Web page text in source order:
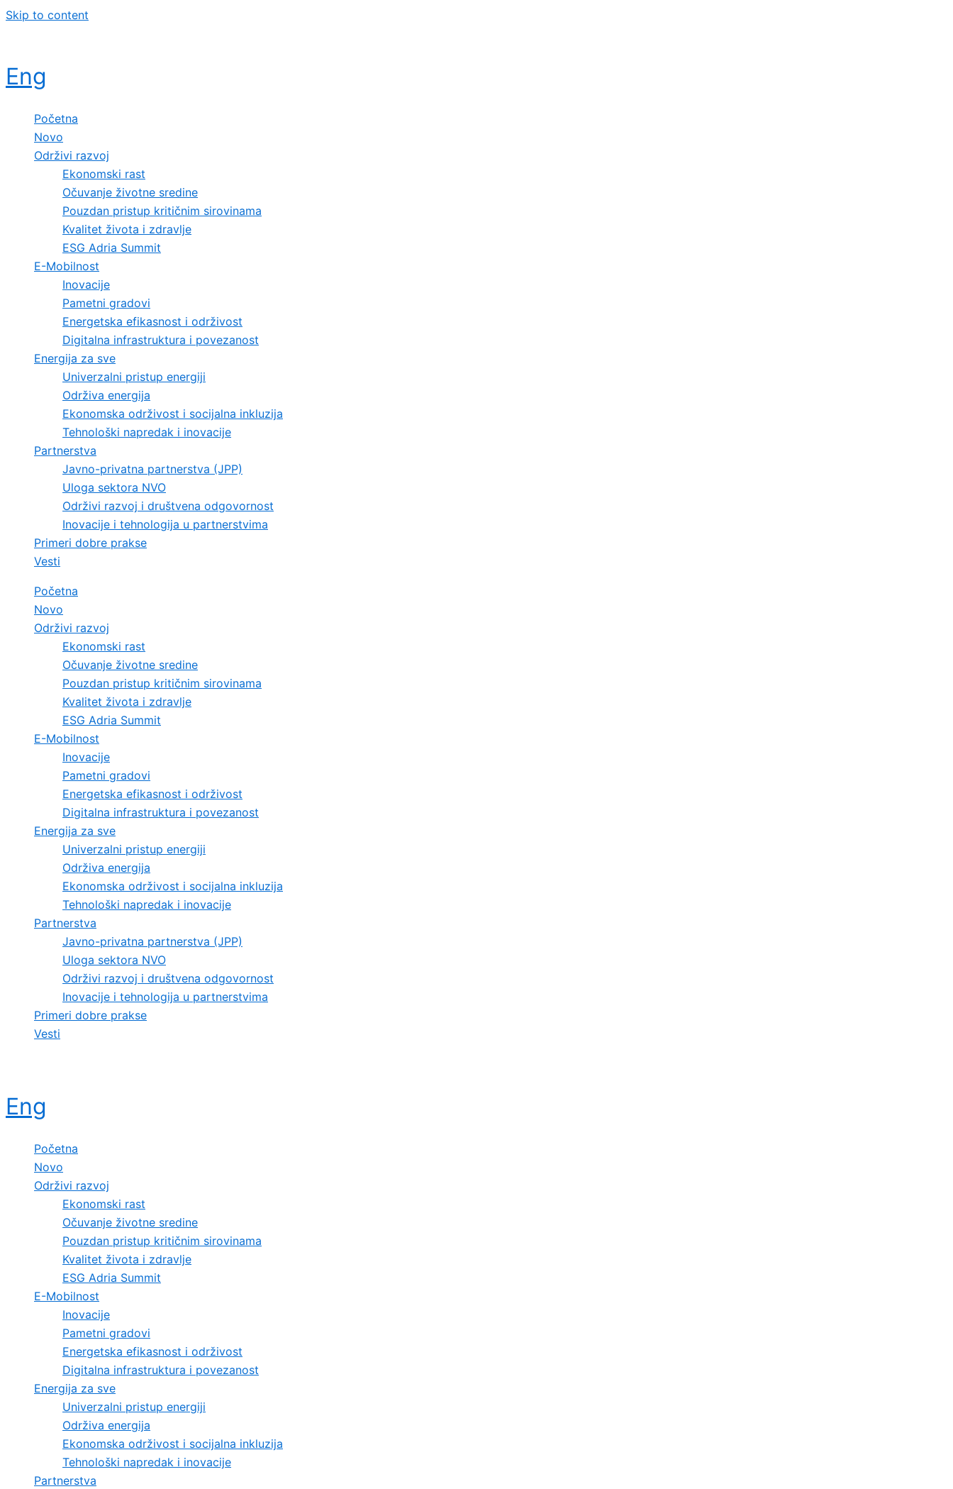
Skip to content
Eng
Početna
Novo
Održivi razvoj
Ekonomski rast
Očuvanje životne sredine
Pouzdan pristup kritičnim sirovinama
Kvalitet života i zdravlje
ESG Adria Summit
E-Mobilnost
Inovacije
Pametni gradovi
Energetska efikasnost i održivost
Digitalna infrastruktura i povezanost
Energija za sve
Univerzalni pristup energiji
Održiva energija
Ekonomska održivost i socijalna inkluzija
Tehnološki napredak i inovacije
Partnerstva
Javno-privatna partnerstva (JPP)
Uloga sektora NVO
Održivi razvoj i društvena odgovornost
Inovacije i tehnologija u partnerstvima
Primeri dobre prakse
Vesti
Početna
Novo
Održivi razvoj
Ekonomski rast
Očuvanje životne sredine
Pouzdan pristup kritičnim sirovinama
Kvalitet života i zdravlje
ESG Adria Summit
E-Mobilnost
Inovacije
Pametni gradovi
Energetska efikasnost i održivost
Digitalna infrastruktura i povezanost
Energija za sve
Univerzalni pristup energiji
Održiva energija
Ekonomska održivost i socijalna inkluzija
Tehnološki napredak i inovacije
Partnerstva
Javno-privatna partnerstva (JPP)
Uloga sektora NVO
Održivi razvoj i društvena odgovornost
Inovacije i tehnologija u partnerstvima
Primeri dobre prakse
Vesti
Eng
Početna
Novo
Održivi razvoj
Ekonomski rast
Očuvanje životne sredine
Pouzdan pristup kritičnim sirovinama
Kvalitet života i zdravlje
ESG Adria Summit
E-Mobilnost
Inovacije
Pametni gradovi
Energetska efikasnost i održivost
Digitalna infrastruktura i povezanost
Energija za sve
Univerzalni pristup energiji
Održiva energija
Ekonomska održivost i socijalna inkluzija
Tehnološki napredak i inovacije
Partnerstva